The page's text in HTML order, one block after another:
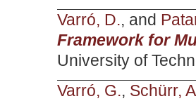
Varró, D., and
Framework for
University of
Varró, G., Schürr,